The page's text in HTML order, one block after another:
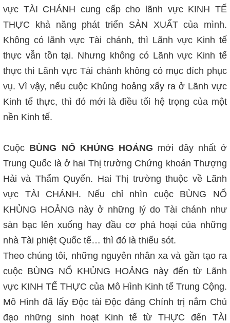
vực TÀI CHÁNH cung cấp cho lãnh vực KINH TẾ
THỰC khả năng phát triển SẢN XUẤT của mình.
Không có lãnh vực Tài chánh, thì Lãnh vực Kinh tế
thực vẫn tồn tại. Nhưng không có Lãnh vực Kinh tế
thực thì Lãnh vực Tài chánh không có mục đích phục
vụ. Vì vậy, nếu cuộc Khủng hoảng xẩy ra ở Lãnh vực
Kinh tế thực, thì đó mới là điều tối hệ trọng của một
nền Kinh tế.
Cuộc BÙNG NỔ KHỦNG HOẢNG mới đây nhất ở
Trung Quốc là ở hai Thị trường Chứng khoán Thượng
Hải và Thẩm Quyến. Hai Thị trường thuộc về Lãnh
vực TÀI CHÁNH. Nếu chỉ nhìn cuộc BÙNG NỔ
KHỦNG HOẢNG này ở những lý do Tài chánh như
sàn bạc lên xuống hay đầu cơ phá hoại của những
nhà Tài phiệt Quốc tế… thì đó là thiếu sót.
Theo chúng tôi, những nguyên nhân xa và gần tạo ra
cuộc BÙNG NỔ KHỦNG HOẢNG này đến từ Lãnh
vực KINH TẾ THỰC của Mô Hình Kinh tế Trung Cộng.
Mô Hình đã lấy Độc tài Độc đảng Chính trị nắm Chủ
đạo những sinh hoạt Kinh tế từ THỰC đến TÀI